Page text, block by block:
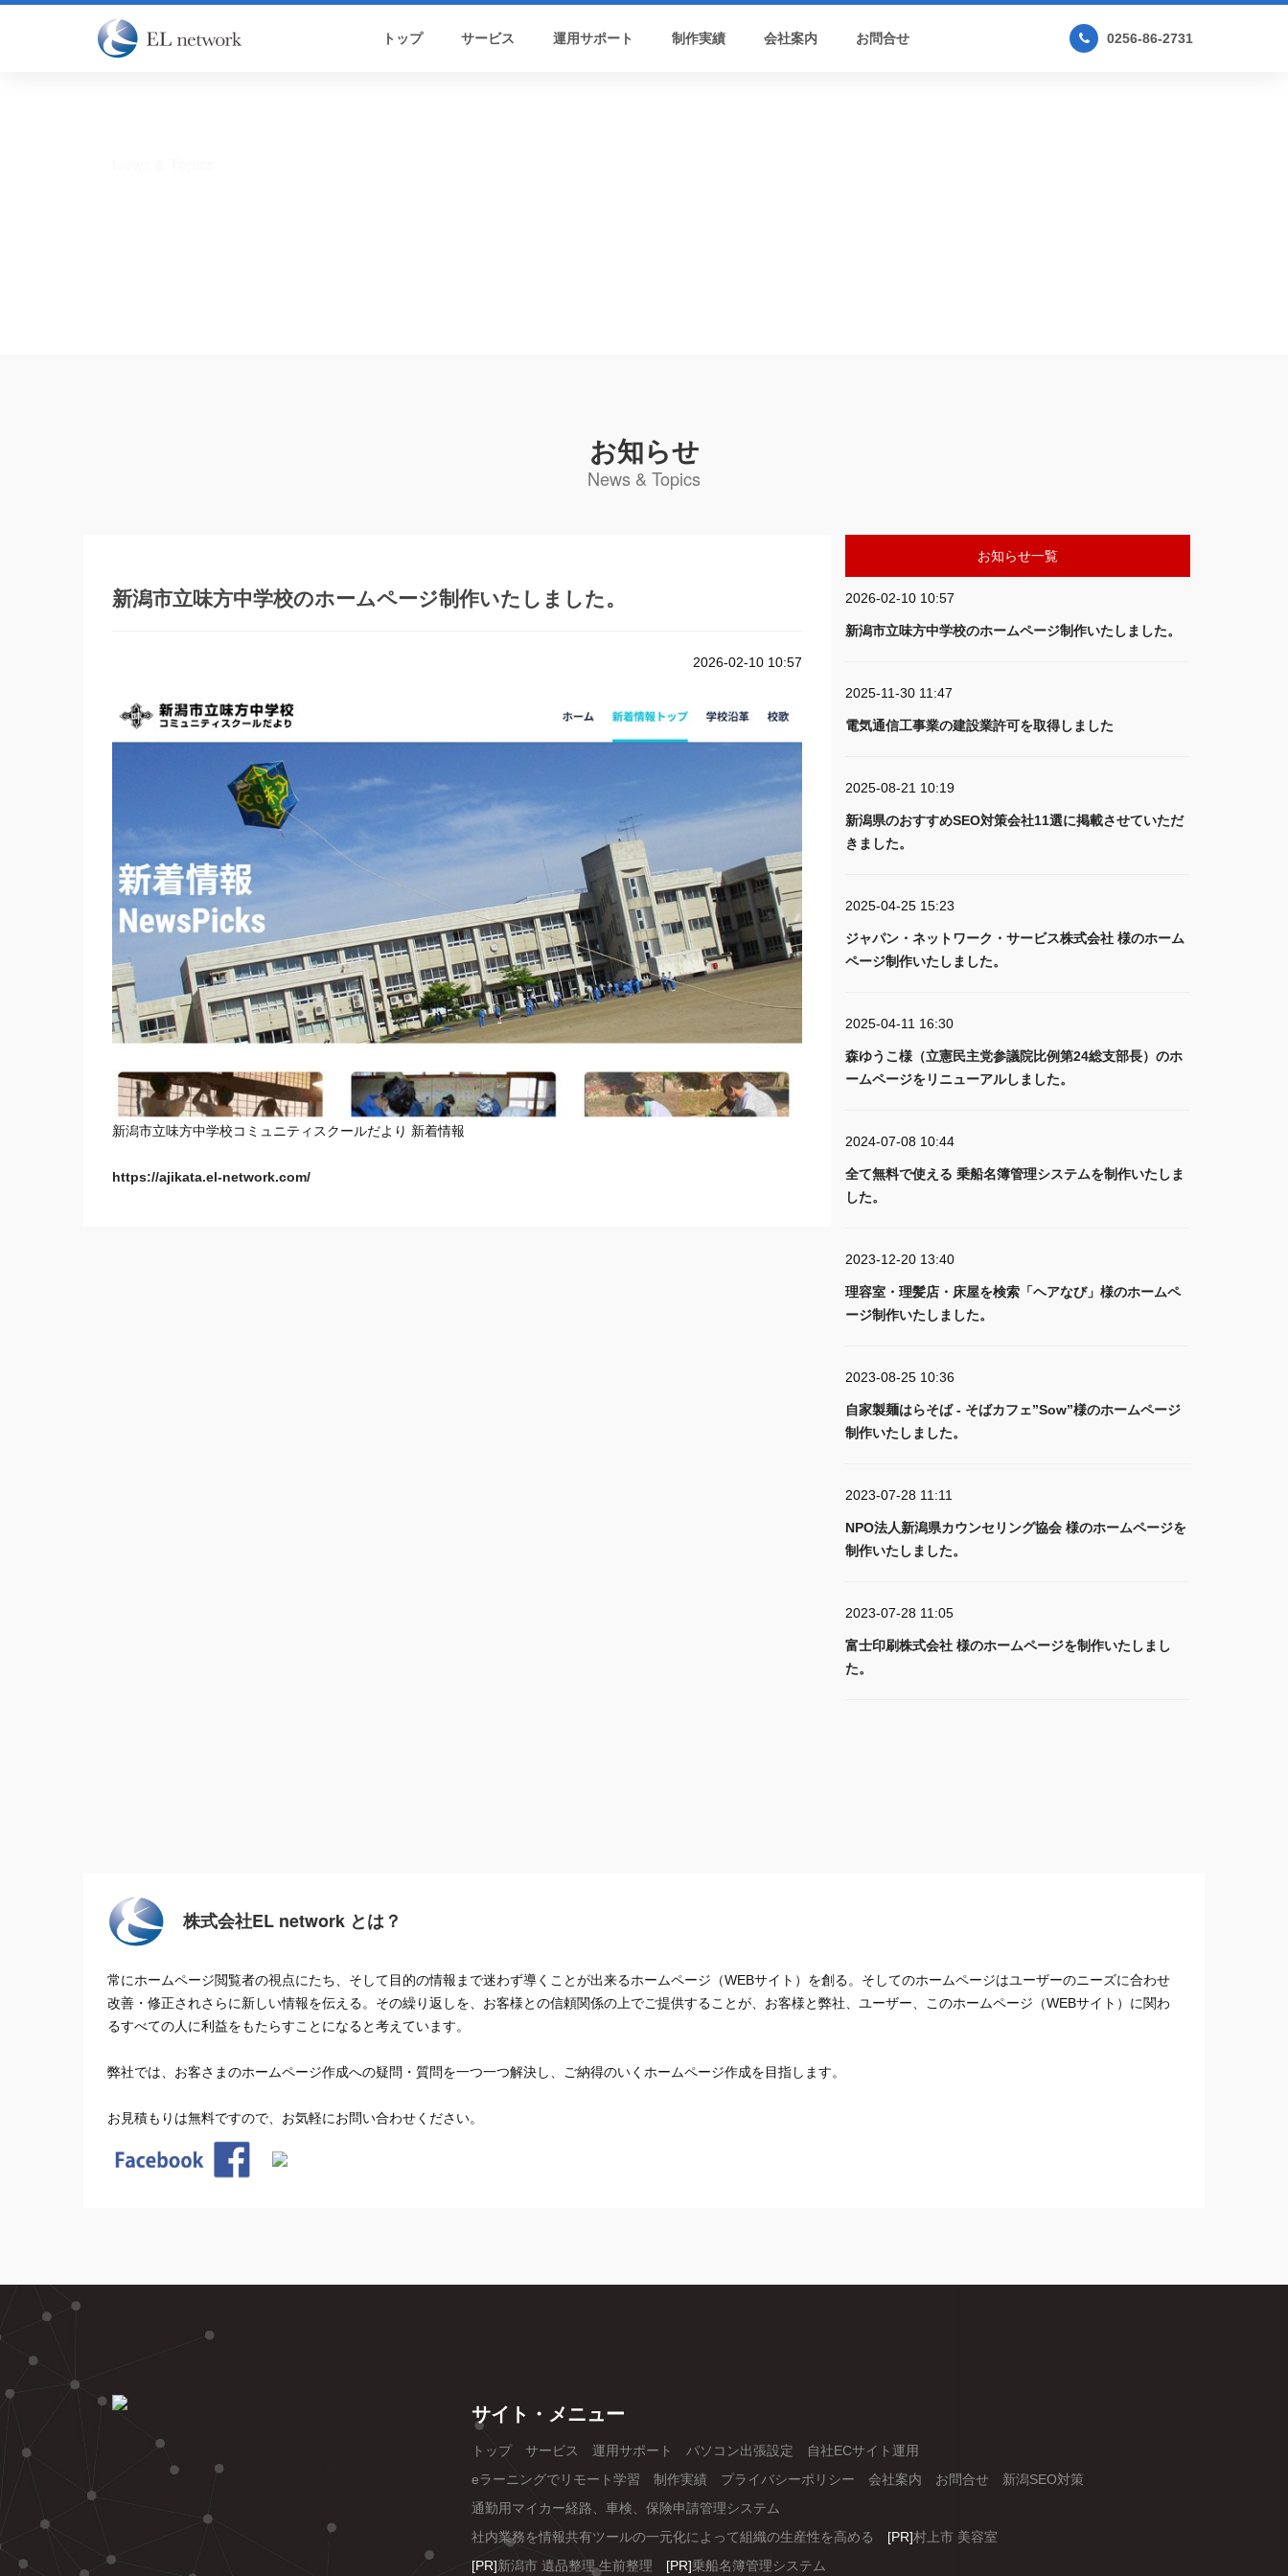
トップ サービス 運用サポート 制作実績 会社案内 お問合せ 0256-86-2731
お知らせ
News & Topics
新潟市立味方中学校のホームページ制作いたしました。
2026-02-10 10:57
新潟市立味方中学校コミュニティスクールだより 新着情報
https://ajikata.el-network.com/
お知らせ一覧
2026-02-10 10:57
新潟市立味方中学校のホームページ制作いたしました。
2025-11-30 11:47
電気通信工事業の建設業許可を取得しました
2025-08-21 10:19
新潟県のおすすめSEO対策会社11選に掲載させていただ
きました。
2025-04-25 15:23
ジャパン・ネットワーク・サービス株式会社 様のホーム
ページ制作いたしました。
2025-04-11 16:30
森ゆうこ様（立憲民主党参議院比例第24総支部長）のホ
ームページをリニューアルしました。
2024-07-08 10:44
全て無料で使える 乗船名簿管理システムを制作いたしま
した。
2023-12-20 13:40
理容室・理髪店・床屋を検索「ヘアなび」様のホームペ
ージ制作いたしました。
2023-08-25 10:36
自家製麺はらそば - そばカフェ”Sow”様のホームページ
制作いたしました。
2023-07-28 11:11
NPO法人新潟県カウンセリング協会 様のホームページを
制作いたしました。
2023-07-28 11:05
富士印刷株式会社 様のホームページを制作いたしまし
た。
株式会社EL network とは？
常にホームページ閲覧者の視点にたち、そして目的の情報まで迷わず導くことが出来るホームページ（WEBサイト）を創る。そしてのホームページはユーザーのニーズに合わせ
改善・修正されさらに新しい情報を伝える。その繰り返しを、お客様との信頼関係の上でご提供することが、お客様と弊社、ユーザー、このホームページ（WEBサイト）に関わ
るすべての人に利益をもたらすことになると考えています。
弊社では、お客さまのホームページ作成への疑問・質問を一つ一つ解決し、ご納得のいくホームページ作成を目指します。
お見積もりは無料ですので、お気軽にお問い合わせください。
サイト・メニュー
トップ サービス 運用サポート パソコン出張設定
自社ECサイト運用
eラーニングでリモート学習
制作実績 プライバシーポリシー 会社案内 お問合せ
新潟SEO対策
通勤用マイカー経路、車検、保険申請管理システム
社内業務を情報共有ツールの一元化によって組織の生産性を高める
[PR]村上市 美容室
[PR]新潟市 遺品整理 生前整理 [PR]乗船名簿管理システム